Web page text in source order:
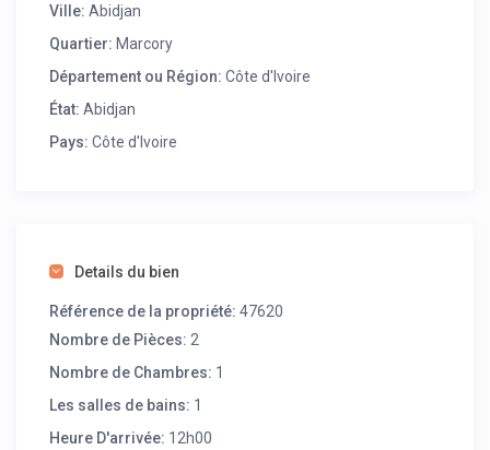
Ville: Abidjan
Quartier: Marcory
Département ou Région: Côte d'Ivoire
État: Abidjan
Pays: Côte d'Ivoire
Details du bien
Référence de la propriété: 47620
Nombre de Pièces: 2
Nombre de Chambres: 1
Les salles de bains: 1
Heure D'arrivée: 12h00